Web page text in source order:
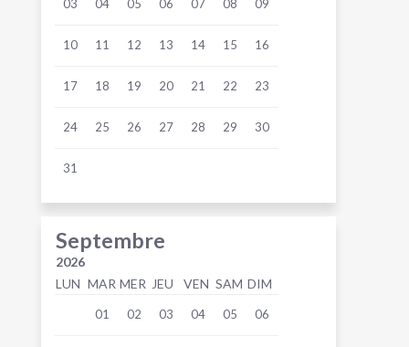
03 04 05 06 07 08 09
10 11 12 13 14 15 16
17 18 19 20 21 22 23
24 25 26 27 28 29 30
31
Septembre
2026
LUN MAR MER JEU VEN SAM DIM
01 02 03 04 05 06